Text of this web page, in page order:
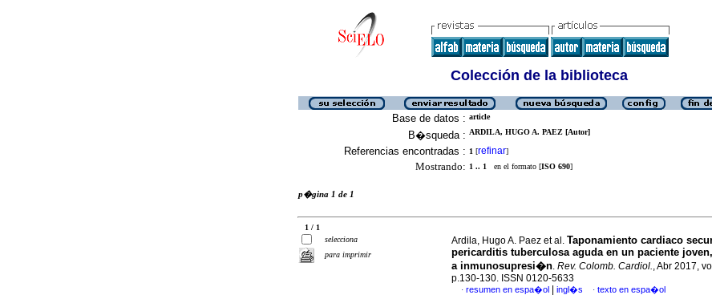
Colección de la biblioteca
Base de datos : article
B�squeda : ARDILA, HUGO A. PAEZ [Autor]
Referencias encontradas : 1 [refinar]
Mostrando: 1 .. 1 en el formato [ISO 690]
p�gina 1 de 1
1 / 1
selecciona
para imprimir
Ardila, Hugo A. Paez et al. Taponamiento cardiaco
pericarditis tuberculosa aguda en un paciente
a inmunosupresi�n. Rev. Colomb. Cardiol., Abr 2017,
p.130-130. ISSN 0120-5633
· resumen en espa�ol ingl�s · texto en espa�ol